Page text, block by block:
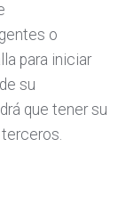
o
para iniciar
su
que tener su